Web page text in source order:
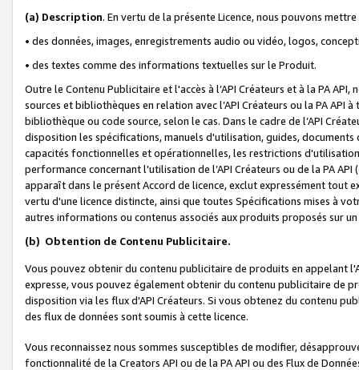
(a) Description. En vertu de la présente Licence, nous pouvons
• des données, images, enregistrements audio ou vidéo, logos,
• des textes comme des informations textuelles sur le Produit.
Outre le Contenu Publicitaire et l'accès à l’API Créateurs et à la PA
sources et bibliothèques en relation avec l’API Créateurs ou la PA
bibliothèque ou code source, selon le cas. Dans le cadre de l’API
disposition les spécifications, manuels d'utilisation, guides,
capacités fonctionnelles et opérationnelles, les restrictions
performance concernant l'utilisation de l’API Créateurs ou de la PA
apparaît dans le présent Accord de licence, exclut expressément tout
vertu d'une licence distincte, ainsi que toutes Spécifications mises à
autres informations ou contenus associés aux produits proposés sur
(b) Obtention de Contenu Publicitaire.
Vous pouvez obtenir du contenu publicitaire de produits en appelant
expresse, vous pouvez également obtenir du contenu publicitaire de
disposition via les flux d'API Créateurs. Si vous obtenez du contenu
des flux de données sont soumis à cette licence.
Vous reconnaissez nous sommes susceptibles de modifier,
fonctionnalité de la Creators API ou de la PA API ou des Flux de